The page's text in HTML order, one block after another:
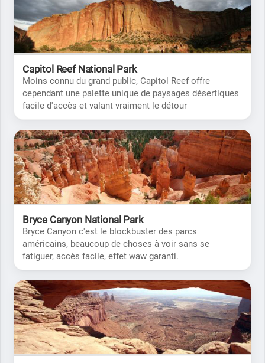
Capitol Reef National Park
Moins connu du grand public, Capitol Reef offre
cependant une palette unique de paysages désertiques
facile d'accès et valant vraiment le détour
Bryce Canyon National Park
Bryce Canyon c'est le blockbuster des parcs
américains, beaucoup de choses à voir sans se
fatiguer, accès facile, effet waw garanti.